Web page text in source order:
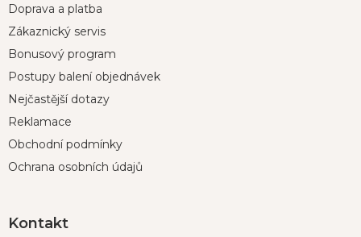
Doprava a platba
Zákaznický servis
Bonusový program
Postupy balení objednávek
Nejčastější dotazy
Reklamace
Obchodní podmínky
Ochrana osobních údajů
Kontakt